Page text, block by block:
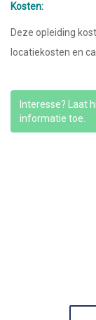
Kosten:
Deze opleiding
locatiekosten en
Interesse? Laat
informatie toe.